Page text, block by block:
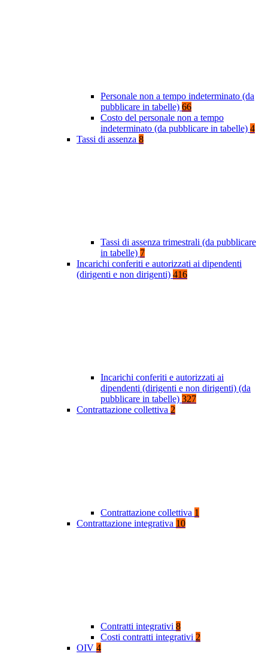
Personale non a tempo indeterminato (da
pubblicare in tabelle) 66
Costo del personale non a tempo
indeterminato (da pubblicare in tabelle) 4
Tassi di assenza 8
Tassi di assenza trimestrali (da pubblicare
in tabelle) 7
Incarichi conferiti e autorizzati ai dipendenti
(dirigenti e non dirigenti) 416
Incarichi conferiti e autorizzati ai
dipendenti (dirigenti e non dirigenti) (da
pubblicare in tabelle) 327
Contrattazione collettiva 2
Contrattazione collettiva 1
Contrattazione integrativa 10
Contratti integrativi 8
Costi contratti integrativi 2
OIV 4